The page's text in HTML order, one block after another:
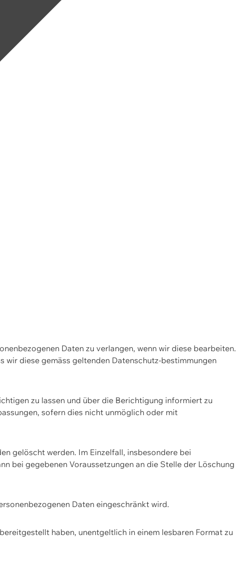
Daten zu verlangen, wenn wir diese bearbeiten.
wir diese gemäss geltenden Datenschutz-bestimmungen
zu lassen und über die Berichtigung informiert zu
sofern dies nicht unmöglich oder mit
gelöscht werden. Im Einzelfall, insbesondere bei
bei gegebenen Voraussetzungen an die Stelle der Löschung
Daten eingeschränkt wird.
haben, unentgeltlich in einem lesbaren Format zu